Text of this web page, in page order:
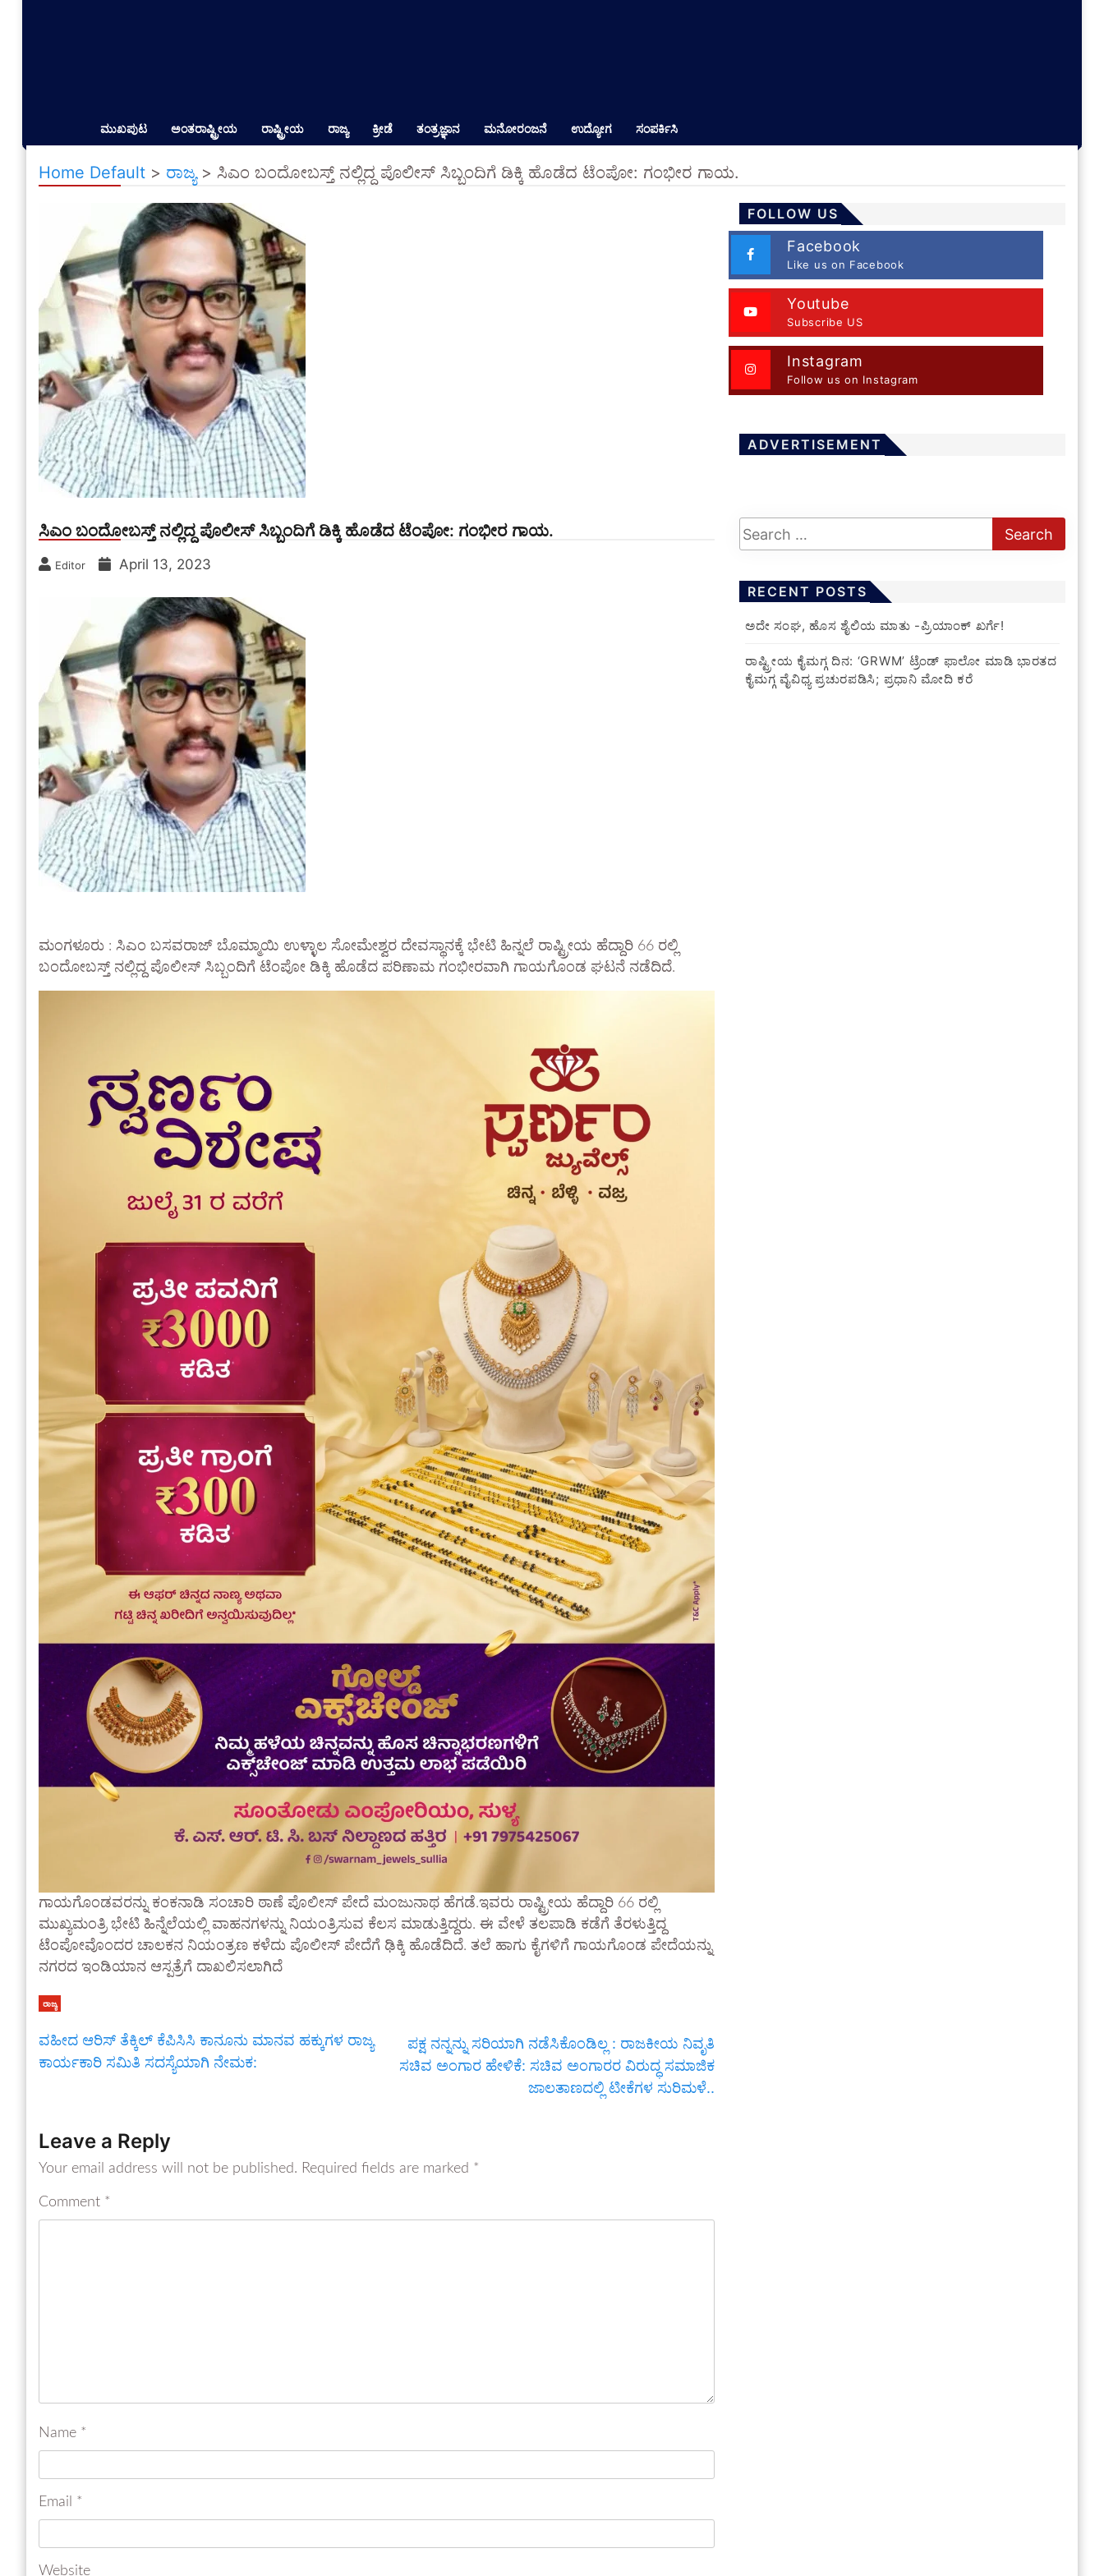
ಮುಖಪುಟ ಅಂತರಾಷ್ಟ್ರೀಯ ರಾಷ್ಟ್ರೀಯ ರಾಜ್ಯ ಕ್ರೀಡೆ ತಂತ್ರಜ್ಞಾನ ಮನೋರಂಜನೆ ಉದ್ಯೋಗ ಸಂಪರ್ಕಿಸಿ
Home Default > ರಾಜ್ಯ> ಸಿಎಂ ಬಂದೋಬಸ್ತ್ ನಲ್ಲಿದ್ದ ಪೊಲೀಸ್ ಸಿಬ್ಬಂದಿಗೆ ಡಿಕ್ಕಿ ಹೊಡೆದ ಟೆಂಪೋ: ಗಂಭೀರ ಗಾಯ.
ಸಿಎಂ ಬಂದೋಬಸ್ತ್ ನಲ್ಲಿದ್ದ ಪೊಲೀಸ್ ಸಿಬ್ಬಂದಿಗೆ ಡಿಕ್ಕಿ ಹೊಡೆದ ಟೆಂಪೋ: ಗಂಭೀರ ಗಾಯ.
Editor April 13, 2023
ಮಂಗಳೂರು : ಸಿಎಂ ಬಸವರಾಜ್ ಬೊಮ್ಮಾಯಿ ಉಳ್ಳಾಲ ಸೋಮೇಶ್ವರ ದೇವಸ್ಥಾನಕ್ಕೆ ಭೇಟಿ ಹಿನ್ನಲೆ ರಾಷ್ಟ್ರೀಯ ಹೆದ್ದಾರಿ 66 ರಲ್ಲಿ
ಬಂದೋಬಸ್ತ್ ನಲ್ಲಿದ್ದ ಪೊಲೀಸ್ ಸಿಬ್ಬಂದಿಗೆ ಟೆಂಪೋ ಡಿಕ್ಕಿ ಹೊಡೆದ ಪರಿಣಾಮ ಗಂಭೀರವಾಗಿ ಗಾಯಗೊಂಡ ಘಟನೆ ನಡೆದಿದೆ.
ಗಾಯಗೊಂಡವರನ್ನು ಕಂಕನಾಡಿ ಸಂಚಾರಿ ಠಾಣೆ ಪೊಲೀಸ್ ಪೇದೆ ಮಂಜುನಾಥ ಹೆಗಡೆ.ಇವರು ರಾಷ್ಟ್ರೀಯ ಹೆದ್ದಾರಿ 66 ರಲ್ಲಿ
ಮುಖ್ಯಮಂತ್ರಿ ಭೇಟಿ ಹಿನ್ನೆಲೆಯಲ್ಲಿ ವಾಹನಗಳನ್ನು ನಿಯಂತ್ರಿಸುವ ಕೆಲಸ ಮಾಡುತ್ತಿದ್ದರು. ಈ ವೇಳೆ ತಲಪಾಡಿ ಕಡೆಗೆ ತೆರಳುತ್ತಿದ್ದ
ಟೆಂಪೋವೊಂದರ ಚಾಲಕನ ನಿಯಂತ್ರಣ ಕಳೆದು ಪೊಲೀಸ್ ಪೇದೆಗೆ ಢಿಕ್ಕಿ ಹೊಡೆದಿದೆ. ತಲೆ ಹಾಗು ಕೈಗಳಿಗೆ ಗಾಯಗೊಂಡ ಪೇದೆಯನ್ನು
ನಗರದ ಇಂಡಿಯಾನ ಆಸ್ಪತ್ರೆಗೆ ದಾಖಲಿಸಲಾಗಿದೆ
ರಾಜ್ಯ
ವಹೀದ ಆರಿಸ್ ತೆಕ್ಕಿಲ್ ಕೆಪಿಸಿಸಿ ಕಾನೂನು ಮಾನವ ಹಕ್ಕುಗಳ ರಾಜ್ಯ
ಕಾರ್ಯಕಾರಿ ಸಮಿತಿ ಸದಸ್ಯೆಯಾಗಿ ನೇಮಕ:
ಪಕ್ಷ ನನ್ನನ್ನು ಸರಿಯಾಗಿ ನಡೆಸಿಕೊಂಡಿಲ್ಲ : ರಾಜಕೀಯ ನಿವೃತಿ
ಸಚಿವ ಅಂಗಾರ ಹೇಳಿಕೆ: ಸಚಿವ ಅಂಗಾರರ ವಿರುದ್ಧ ಸಮಾಜಿಕ
ಜಾಲತಾಣದಲ್ಲಿ ಟೀಕೆಗಳ ಸುರಿಮಳೆ..
Leave a Reply
Your email address will not be published. Required fields are marked *
Comment *
Name *
Email *
Website
FOLLOW US
Facebook
Like us on Facebook
Youtube
Subscribe US
Instagram
Follow us on Instagram
ADVERTISEMENT
RECENT POSTS
ಅದೇ ಸಂಘ, ಹೊಸ ಶೈಲಿಯ ಮಾತು -ಪ್ರಿಯಾಂಕ್ ಖರ್ಗೆ!
ರಾಷ್ಟ್ರೀಯ ಕೈಮಗ್ಗ ದಿನ: ‘GRWM’ ಟ್ರೆಂಡ್ ಫಾಲೋ ಮಾಡಿ ಭಾರತದ
ಕೈಮಗ್ಗ ವೈವಿಧ್ಯ ಪ್ರಚುರಪಡಿಸಿ; ಪ್ರಧಾನಿ ಮೋದಿ ಕರೆ